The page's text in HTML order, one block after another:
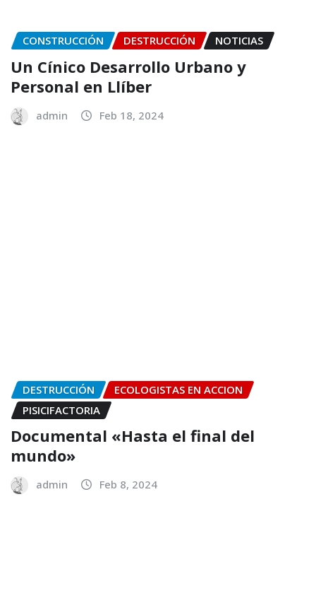
CONSTRUCCIÓN DESTRUCCIÓN NOTICIAS
Un Cínico Desarrollo Urbano y
Personal en Llíber
admin Feb 18, 2024
DESTRUCCIÓN
ECOLOGISTAS EN ACCION
PISICIFACTORIA
Documental «Hasta el final del
mundo»
admin Feb 8, 2024